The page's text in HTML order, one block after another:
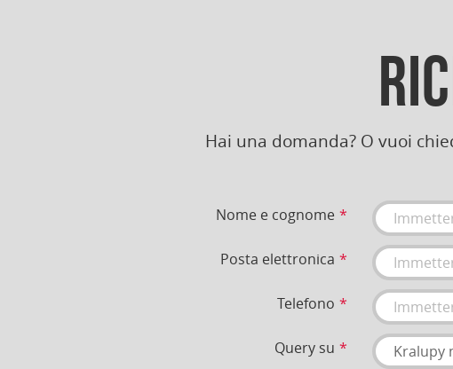
Hai una domanda? O vuoi
Nome e cognome
Posta elettronica
Telefono
Query su